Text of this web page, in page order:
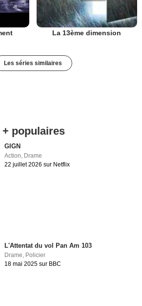
La 13ème dimension
Les séries similaires
populaires
GIGN
Action, Drame
22 juillet 2026 sur Netflix
L'Attentat du vol Pan Am 103
Drame, Policier
18 mai 2025 sur BBC